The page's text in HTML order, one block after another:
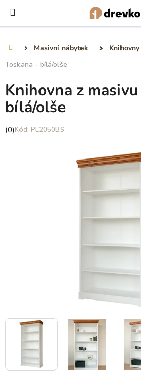
obsah
Masivní nábytek Knihovny
Toskana - bílá/olše
Knihovna z
bílá/olše
Průměrné
(0) PL2050BS